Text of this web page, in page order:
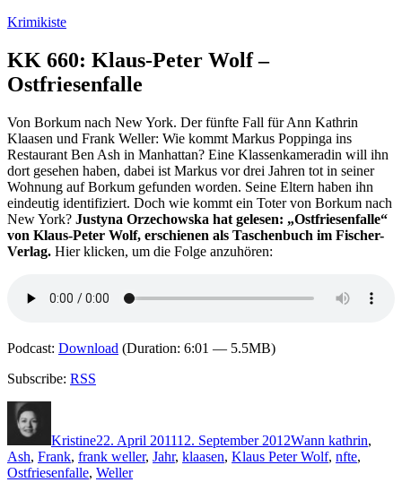
Zum
springen
Krimikiste
KK 660: Klaus-Peter Wolf –
Ostfriesenfalle
Von Borkum nach New York. Der fünfte Fall für Ann Kathrin
Klaasen und Frank Weller: Wie kommt Markus Poppinga ins
Restaurant Ben Ash in Manhattan? Eine Klassenkameradin will ihn
dort gesehen haben, dabei ist Markus vor drei Jahren tot in seiner
Wohnung auf Borkum gefunden worden. Seine Eltern haben ihn
eindeutig identifiziert. Doch wie kommt ein Toter von Borkum nach
New York? Justyna Orzechowska hat gelesen: „Ostfriesenfalle“
von Klaus-Peter Wolf, erschienen als Taschenbuch im Fischer-
Verlag. Hier klicken, um die Folge anzuhören:
Podcast: Download (Duration: 6:01 — 5.5MB)
Subscribe: RSS
Kristine22. April 201112. September 2012Wann kathrin,
Ash, Frank, frank weller, Jahr, klaasen, Klaus Peter Wolf, nfte,
Ostfriesenfalle, Weller